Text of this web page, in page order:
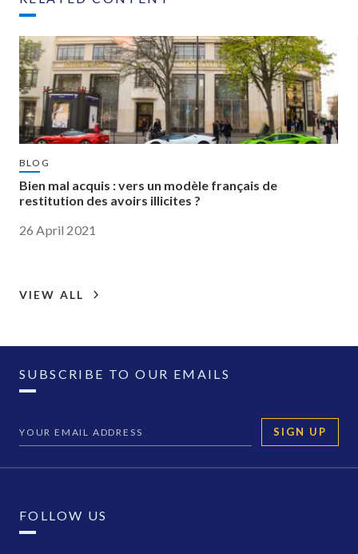
BLOG
Bien mal acquis : vers un modèle français de
restitution des avoirs illicites ?
26 April 2021
VIEW ALL
SUBSCRIBE TO OUR EMAILS
SIGN UP
FOLLOW US